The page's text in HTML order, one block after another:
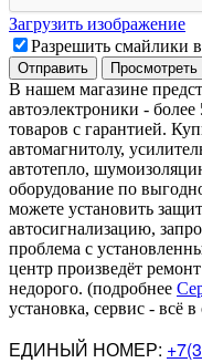
Загрузить изображение
Разрешить смайлики
В нашем магазине
автоэлектроники -
товаров с гарантией.
автомагнитолу,
автотепло,
оборудование по
можете установить
автосигнализацию,
проблема с
центр произведёт
недорого. (подробнее
установка, сервис - всё
ЕДИНЫЙ НОМЕР: